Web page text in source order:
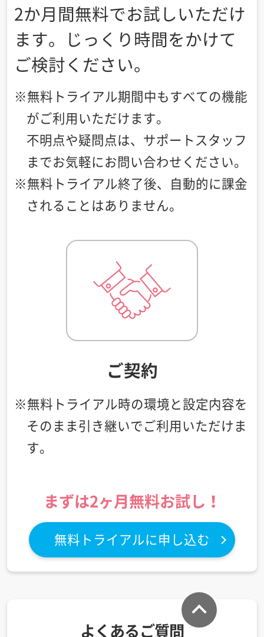
2か月間無料でお試しいただけ
ます。 じっくり時間をかけて
ご検討ください。
※無料トライアル期間中もすべての機能
がご利用いただけます。
不明点や疑問点は、サポートスタッフ
までお気軽にお問い合わせください。
※無料トライアル終了後、自動的に課金
されることはありません。
ご契約
※無料トライアル時の環境と設定内容を
そのまま引き継いでご利用いただけま
す。
まずは2ヶ月無料お試し！
無料トライアルに申し込む
よくあるご質問